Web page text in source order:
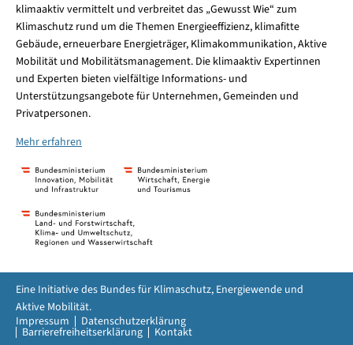
klimaaktiv vermittelt und verbreitet das „Gewusst Wie“ zum
Klimaschutz rund um die Themen Energieeffizienz, klimafitte
Gebäude, erneuerbare Energieträger, Klimakommunikation, Aktive
Mobilität und Mobilitätsmanagement. Die klimaaktiv Expertinnen
und Experten bieten vielfältige Informations- und
Unterstützungsangebote für Unternehmen, Gemeinden und
Privatpersonen.
Mehr erfahren
Impressum Datenschutzerklärung
Barrierefreiheitserklärung Kontakt
Eine Initiative des Bundes für Klimaschutz, Energiewende und
Aktive Mobilität.